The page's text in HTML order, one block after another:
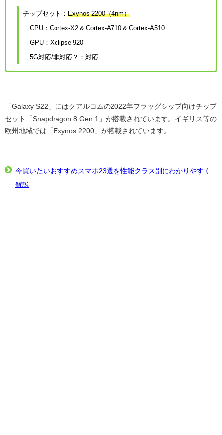
チップセット： Exynos 2200（4nm）
CPU：Cortex-X2 & Cortex-A710 & Cortex-A510
GPU：Xclipse 920
5G対応/非対応？：対応
「Galaxy S22」にはクアルコムの2022年フラッグシップ向けチップ
セット「Snapdragon 8 Gen 1」が搭載されています。イギリス等の
欧州地域では「Exynos 2200」が搭載されています。
今買いたいおすすめスマホ23選を性能クラス別にわかりやすく
解説